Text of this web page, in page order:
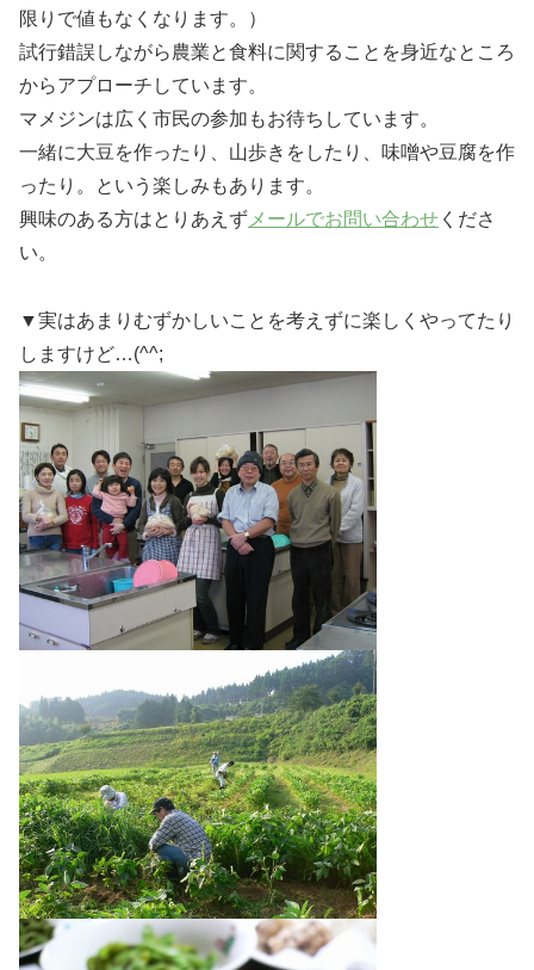
限りで値もなくなります。）
試行錯誤しながら農業と食料に関することを身近なところ
からアプローチしています。
マメジンは広く市民の参加もお待ちしています。
一緒に大豆を作ったり、山歩きをしたり、味噌や豆腐を作
ったり。という楽しみもあります。
興味のある方はとりあえずメールでお問い合わせ くださ
い。
▼実はあまりむずかしいことを考えずに楽しくやってたり
しますけど…(^^;